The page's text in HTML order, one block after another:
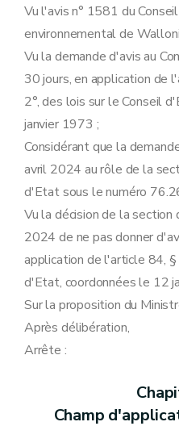
Vu l'avis n° 1581 du
environnemental de
Vu la demande d'avis au
30 jours, en application de
2°, des lois sur le Conseil
janvier 1973 ;
Considérant que la
avril 2024 au rôle de la
d'Etat sous le numéro
Vu la décision de la
2024 de ne pas donner
application de l'article 84,
d'Etat, coordonnées le 12
Sur la proposition du
Après délibération,
Arrête :
Champ